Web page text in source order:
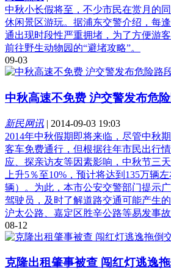
中秋小长假将至，不少市民在赏月的
休闲景区游玩。据浦东交警介绍，每
通出现时段性严重拥堵，为了方便游
前往野生动物园的“避堵攻略”。
09-03
中秋高速不免费 沪交警发布危
新民网讯 | 2014-09-03 19:03
2014年中秋假期即将来临，尽管中秋
客车免费通行，但根据往年市民出行
应、探亲访友等因素影响，中秋节三
上升5％至10%，预计将达到135万辆
辆）。为此，本市公安交警部门提示
驾驶员，及时了解道路交通可能产生
沪太公路、嘉定区胜辛公路等易发事故
08-12
克隆出租肇事被查 闯红灯逃逸